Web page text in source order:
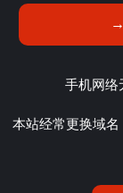
手机网络
本站经常更换域